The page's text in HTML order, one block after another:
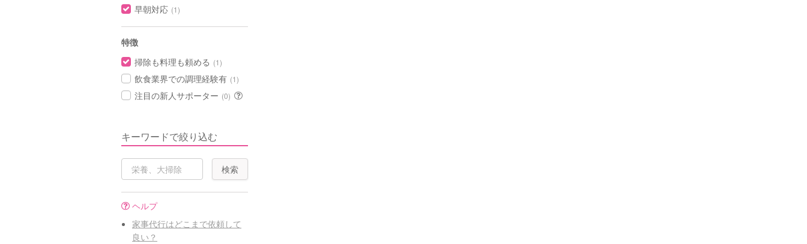
早朝対応 (1)
特徴
掃除も料理も頼める (1)
飲食業界での調理経験有 (1)
注目の新人サポーター (0)
キーワードで絞り込む
ヘルプ
家事代行はどこまで依頼して
良い？